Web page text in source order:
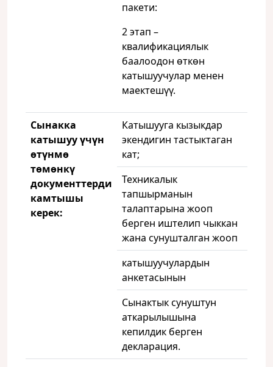
пакети:
2 этап –
квалификациялык
баалоодон өткөн
катышуучулар менен
маектешүү.
Сынакка
катышуу үчүн
өтүнмө
төмөнкү
документтерди
камтышы
керек:
Катышууга кызыкдар
экендигин тастыктаган
кат;
Техникалык
тапшырманын
талаптарына жооп
берген иштелип чыккан
жана сунушталган жооп
катышуучулардын
анкетасынын
Сынактык сунуштун
аткарылышына
кепилдик берген
декларация.